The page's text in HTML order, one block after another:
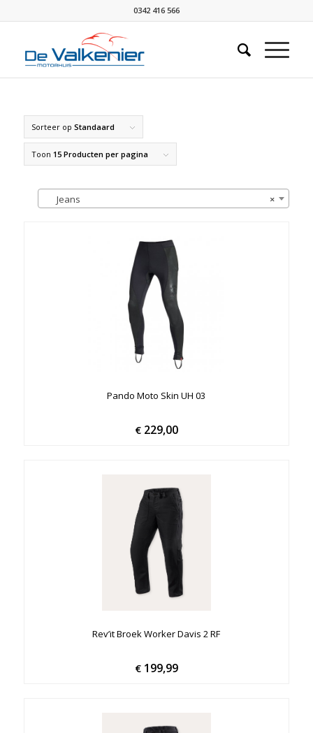
0342 416 566
Sorteer op Standaard
Toon 15 Producten per pagina
×
Jeans
Pando Moto Skin UH 03
€229,00
Rev’it Broek Worker Davis 2 RF
€199,99